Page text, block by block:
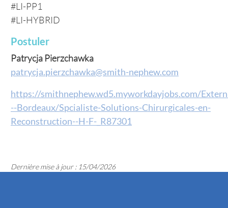
#LI-PP1
#LI-HYBRID
Postuler
Patrycja Pierzchawka
patrycja.pierzchawka@smith-nephew.com
https://smithnephew.wd5.myworkdayjobs.com/
--Bordeaux/Spcialiste-Solutions-Chirurgicales-en-
Reconstruction--H-F-_R87301
Dernière mise à jour : 15/04/2026